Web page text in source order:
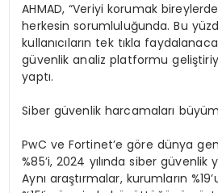
AHMAD,“Veriyi korumak
herkesin sorumluluğunda. Bu yü
kullanıcıların tek tıkla faydalanaca
güvenlik analiz platformu geliş
yaptı.
Siber güvenlik harcamaları büyü
PwC ve Fortinet’e göre dünya
%85’i, 2024 yılında siber güvenlik
Aynı araştırmalar, kurumların%19’